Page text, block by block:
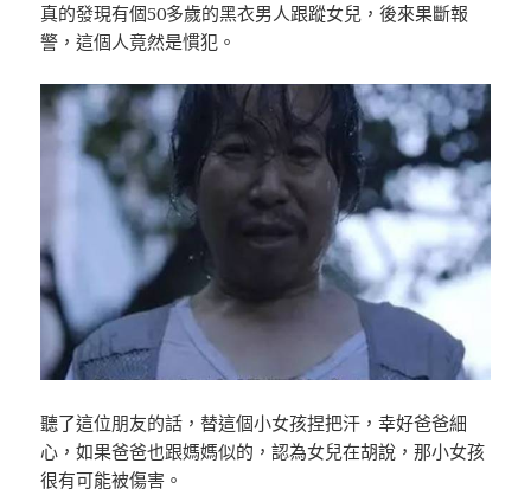
真的發現有個50多歲的黑衣男人跟蹤女兒，後來果斷報
警，這個人竟然是慣犯。
聽了這位朋友的話，替這個小女孩捏把汗，幸好爸爸細
心，如果爸爸也跟媽媽似的，認為女兒在胡說，那小女孩
很有可能被傷害。